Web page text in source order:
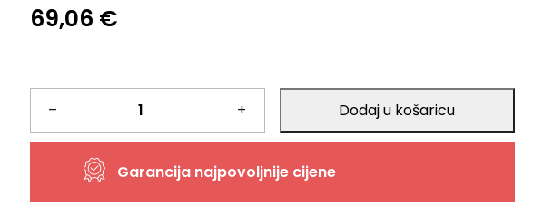
69,06 €
–
Zidna
polica
+ Dodaj u košaricu
Garancija najpovoljnije cijene